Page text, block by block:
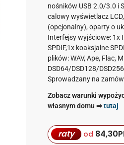
nośników USB 2.0/3.0 i
calowy wyświetlacz
(opcjonalny), oparty o
Interfejsy wyjściowe: 1x
SPDIF,1x koaksjalne
plików: WAV, Ape, Flac,
DSD64/DSD128/
Sprowadzany na
Zobacz warunki
własnym domu ⇒tutaj
raty od 84,30